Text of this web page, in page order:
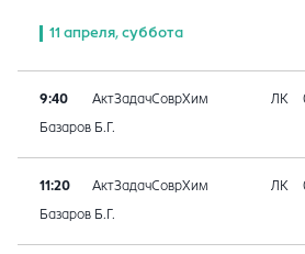
11 апреля, суббота
9:40 АктЗадачСоврХим ЛК
Базаров Б.Г.
11:20 АктЗадачСоврХим ЛК
Базаров Б.Г.